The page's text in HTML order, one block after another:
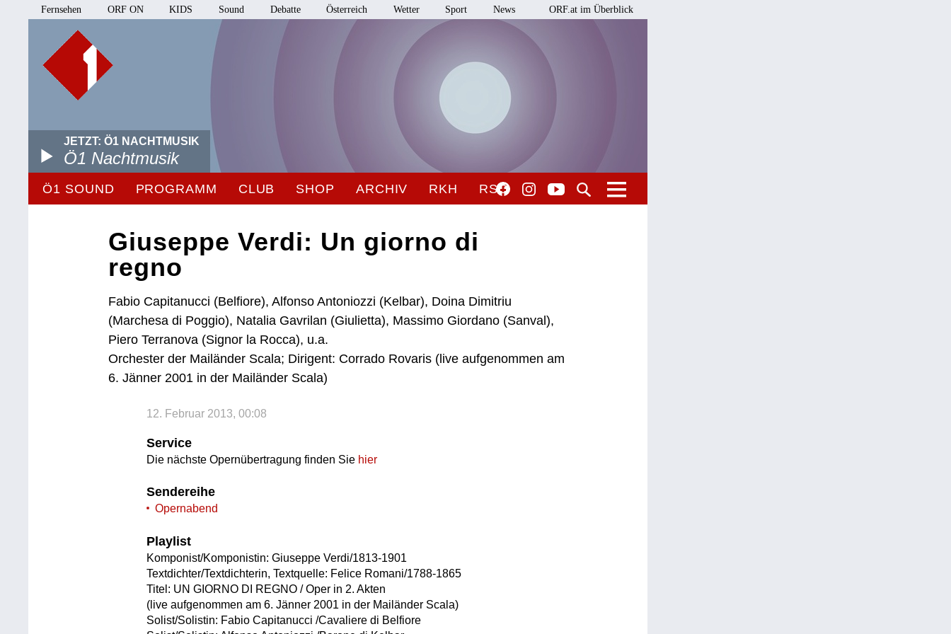
Fernsehen ORF ON KIDS Sound Debatte Österreich Wetter Sport News ORF.at im Überblick
JETZT: Ö1 NACHTMUSIK
Ö1 Nachtmusik
Ö1 SOUND PROGRAMM CLUB SHOP ARCHIV RKH RSO
Giuseppe Verdi: Un giorno di
regno
Fabio Capitanucci (Belfiore), Alfonso Antoniozzi (Kelbar), Doina Dimitriu
(Marchesa di Poggio), Natalia Gavrilan (Giulietta), Massimo Giordano (Sanval),
Piero Terranova (Signor la Rocca), u.a.
Orchester der Mailänder Scala; Dirigent: Corrado Rovaris (live aufgenommen am
6. Jänner 2001 in der Mailänder Scala)
12. Februar 2013, 00:08
Service
Die nächste Opernübertragung finden Sie hier
Sendereihe
Opernabend
Playlist
Komponist/Komponistin: Giuseppe Verdi/1813-1901
Textdichter/Textdichterin, Textquelle: Felice Romani/1788-1865
Titel: UN GIORNO DI REGNO / Oper in 2. Akten
(live aufgenommen am 6. Jänner 2001 in der Mailänder Scala)
Solist/Solistin: Fabio Capitanucci /Cavaliere di Belfiore